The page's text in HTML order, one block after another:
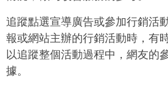
追蹤點選宣導廣告或參加行銷活
報或網站主辦的行銷活動時，有
以追蹤整個活動過程中，網友的
據。